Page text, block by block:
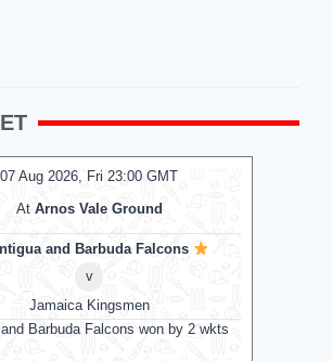
07 Aug 2026, Fri 23:00 GMT
At Arnos Vale Ground
and Barbuda Falcons
v
Jamaica Kingsmen
Barbuda Falcons won by 2 wkts